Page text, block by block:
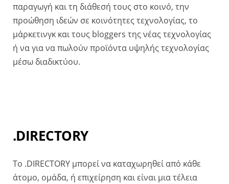
παραγωγή και τη διάθεσή τους στο κοινό, την
προώθηση ιδεών σε κοινότητες τεχνολογίας, το
μάρκετινγκ και τους bloggers της νέας τεχνολογίας
ή να για να πωλούν προϊόντα υψηλής τεχνολογίας
μέσω διαδικτύου.
.DIRECTORY
Το .DIRECTORY μπορεί να καταχωρηθεί από κάθε
άτομο, ομάδα, ή επιχείρηση και είναι μια τέλεια